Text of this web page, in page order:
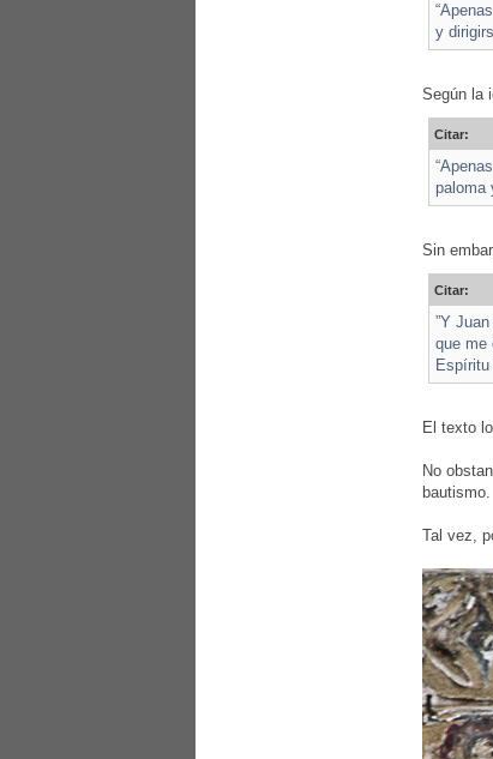
y
Según la
Citar:
paloma
Sin
Citar:
”Y
que me
El texto
No
bautismo.
Tal vez,